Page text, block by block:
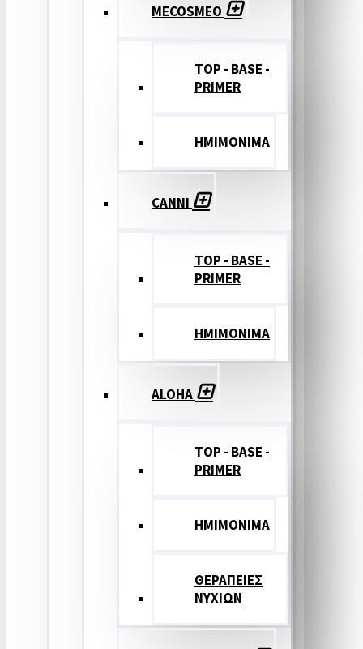
MECOSMEO
TOP - BASE -
PRIMER
ΗΜΙΜΟΝΙΜΑ
CANNI
TOP - BASE -
PRIMER
ΗΜΙΜΟΝΙΜΑ
ALOHA
TOP - BASE -
PRIMER
ΗΜΙΜΟΝΙΜΑ
ΘΕΡΑΠΕΙΕΣ
ΝΥΧΙΩΝ